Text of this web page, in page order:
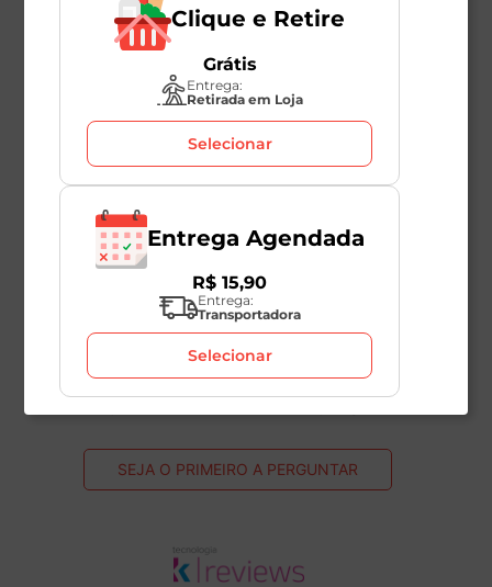
Avaliações
Este produto ainda não tem avaliações
SEJA O PRIMEIRO A AVALIAR
Perguntas & respostas
SEJA O PRIMEIRO A PERGUNTAR
Clique e Retire
Grátis
Entrega:
Retirada em Loja
Selecionar
Entrega Agendada
R$ 15,90
Entrega:
Transportadora
Selecionar